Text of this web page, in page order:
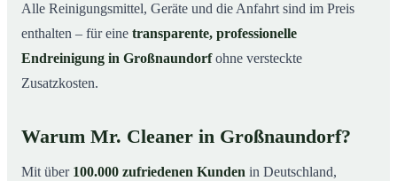
Alle Reinigungsmittel, Geräte und die Anfahrt sind im Preis
enthalten – für eine transparente, professionelle
Endreinigung in Großnaundorfohne versteckte
Zusatzkosten.
Warum Mr. Cleaner in Großnaundorf?
Mit über 100.000 zufriedenen Kunden in Deutschland,